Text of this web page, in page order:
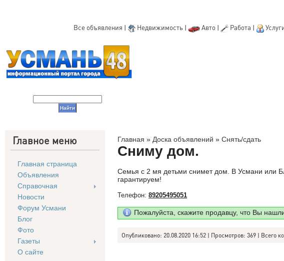
Все объявления | Недвижимость | Авто| Работа |
Главное меню
Главная страница
Объявления
Справочная
Новости
Форум Усмани
Блог
Фото
Газеты
О сайте
Главная » Доска объявлений » Снять/сдать
Сниму дом.
Семья с 2 мя детьми снимет дом. В Усмани или
гарантируем!
Телефон: 89205495051
Пожалуйста, скажите продавцу, что Вы
Опубликовано: 20.08.2020 16:52 | Просмотров: 369 | Всего